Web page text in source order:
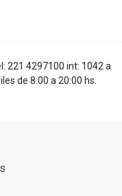
221 4297100 int: 1042 a
de 8:00 a 20:00 hs.